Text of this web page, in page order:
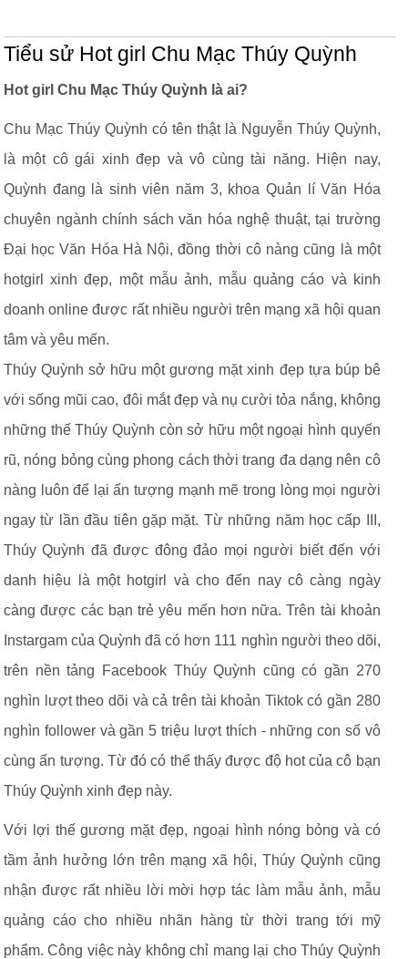
Tiểu sử Hot girl Chu Mạc Thúy Quỳnh
Hot girl Chu Mạc Thúy Quỳnh là ai?
Chu Mạc Thúy Quỳnh có tên thật là Nguyễn Thúy Quỳnh,
là một cô gái xinh đẹp và vô cùng tài năng. Hiện nay,
Quỳnh đang là sinh viên năm 3, khoa Quản lí Văn Hóa
chuyên ngành chính sách văn hóa nghệ thuật, tại trường
Đại học Văn Hóa Hà Nội, đồng thời cô nàng cũng là một
hotgirl xinh đẹp, một mẫu ảnh, mẫu quảng cáo và kinh
doanh online được rất nhiều người trên mạng xã hội quan
tâm và yêu mến.
Thúy Quỳnh sở hữu một gương mặt xinh đẹp tựa búp bê
với sống mũi cao, đôi mắt đẹp và nụ cười tỏa nắng, không
những thế Thúy Quỳnh còn sở hữu một ngoại hình quyến
rũ, nóng bỏng cùng phong cách thời trang đa dạng nên cô
nàng luôn để lại ấn tượng mạnh mẽ trong lòng mọi người
ngay từ lần đầu tiên gặp mặt. Từ những năm học cấp III,
Thúy Quỳnh đã được đông đảo mọi người biết đến với
danh hiệu là một hotgirl và cho đến nay cô càng ngày
càng được các bạn trẻ yêu mến hơn nữa. Trên tài khoản
Instargam của Quỳnh đã có hơn 111 nghìn người theo dõi,
trên nền tảng Facebook Thúy Quỳnh cũng có gần 270
nghìn lượt theo dõi và cả trên tài khoản Tiktok có gần 280
nghìn follower và gần 5 triệu lượt thích - những con số vô
cùng ấn tượng. Từ đó có thể thấy được độ hot của cô bạn
Thúy Quỳnh xinh đẹp này.
Với lợi thế gương mặt đẹp, ngoại hình nóng bỏng và có
tầm ảnh hưởng lớn trên mạng xã hội, Thúy Quỳnh cũng
nhận được rất nhiều lời mời hợp tác làm mẫu ảnh, mẫu
quảng cáo cho nhiều nhãn hàng từ thời trang tới mỹ
phẩm. Công việc này không chỉ mang lại cho Thúy Quỳnh